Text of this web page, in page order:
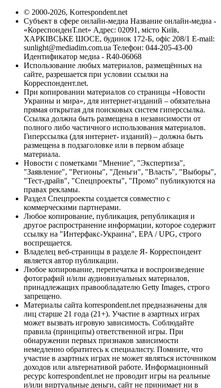
© 2000-2026, Korrespondent.net
Субъект в сфере онлайн-медиа Название онлайн-медиа -
«КореспонденТ.net» Адрес: 02091, місто Київ,
ХАРКІВСЬКЕ ШОСЕ, будинок 172-Б, офіс 208/1 E-mail:
sunlight@mediadim.com.ua Телефон: 044-205-43-00
Идентификатор медиа - R40-06068
Использование любых материалов, размещённых на
сайте, разрешается при условии ссылки на
Корреспондент.net.
При копировании материалов со страницы «Новости
Украины и мира», для интернет-изданий – обязательна
прямая открытая для поисковых систем гиперссылка.
Ссылка должна быть размещена в независимости от
полного либо частичного использования материалов.
Гиперссылка (для интернет- изданий) – должна быть
размещена в подзаголовке или в первом абзаце
материала.
Новости с пометками "Мнение", "Экспертиза",
"Заявление", "Регионы", "Деньги", "Власть", "Выборы",
"Тест-драйв", "Спецпроекты", "Промо" публикуются на
правах рекламы.
Раздел Спецпроекты создается совместно с
коммерческими партнерами.
Любое копирование, публикация, републикация и
другое распространение информации, которое содержит
ссылку на "Интерфакс-Украина", EPA / UPG, строго
воспрещается.
Владелец веб-страницы в разделе Я- Корреспондент
является автор публикации.
Любое копирование, перепечатка и воспроизведение
фотографий и/или аудиовизуальных материалов,
принадлежащих правообладателю Getty Images, строго
запрещено.
Материалы сайта korrespondent.net предназначены для
лиц старше 21 года (21+). Участие в азартных играх
может вызвать игровую зависимость. Соблюдайте
правила (принципы) ответственной игры. При
обнаружении первых признаков зависимости
немедленно обратитесь к специалисту. Помните, что
участие в азартных играх не может являться источником
доходов или альтернативой работе. Информационный
ресурс korrespondent.net не проводит игры на реальные
и/или виртуальные деньги, сайт не принимает ни в